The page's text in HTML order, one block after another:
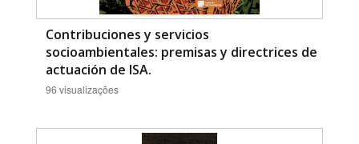
Contribuciones y servicios
socioambientales: premisas y directrices de
actuación de ISA.
96 visualizações